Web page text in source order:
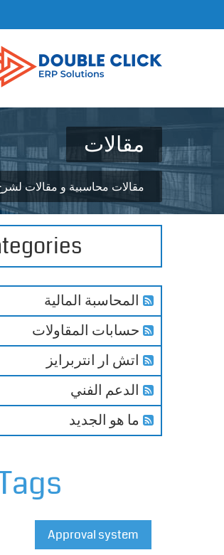
مقالات
مقالات محاسبية و مقالات
المحاسبة المالية
حسابات المقاولات
اتش ار انتربرايز
الدعم الفني
ما هو الجديد
Approval system